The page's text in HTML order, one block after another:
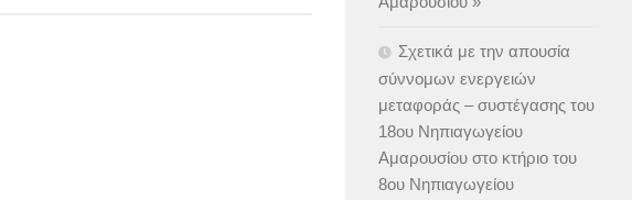
Σχετικά με την απουσία
σύννομων ενεργειών
μεταφοράς – συστέγασης του
18ου Νηπιαγωγείου
Αμαρουσίου στο κτήριο του
8ου Νηπιαγωγείου